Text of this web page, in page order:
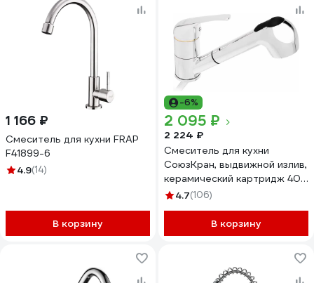
1 166 ₽
Смеситель для кухни FRAP
F41899-6
4.9(14)
В корзину
-6%
2 095 ₽
2 224 ₽
Смеситель для кухни
СоюзКран, выдвижной излив,
керамический картридж 40
мм, хром, цинк SK01-E119
4.7(106)
В корзину